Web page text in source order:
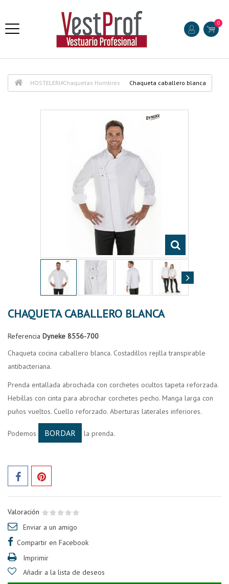
0
HOSTELERIAChaquetas Hombres Chaqueta caballero blanca
CHAQUETA CABALLERO BLANCA
Referencia Dyneke 8556-700
Chaqueta cocina caballero blanca. Costadillos rejilla transpirable
antibacteriana.
Prenda entallada abrochada con corchetes ocultos tapeta reforzada.
Hebillas con cinta para abrochar corchetes pecho. Manga larga con
puños vueltos. Cuello reforzado. Aberturas laterales inferiores.
Podemos BORDAR la prenda.
Valoración
Enviar a un amigo
Compartir en Facebook
Imprimir
Añadir a la lista de deseos